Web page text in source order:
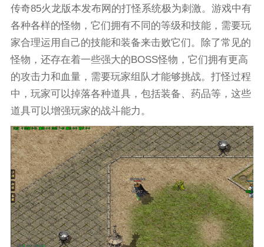
传奇85火龙版本发布网的打怪系统极为刺激。游戏中有
各种各样的怪物，它们拥有不同的等级和技能，需要玩
家合理运用自己的技能和装备来击败它们。除了常见的
怪物，还存在着一些强大的BOSS怪物，它们拥有更高
的攻击力和血量，需要玩家组队才能够挑战。打怪过程
中，玩家可以掉落各种道具，包括装备、药品等，这些
道具可以增强玩家的战斗能力。